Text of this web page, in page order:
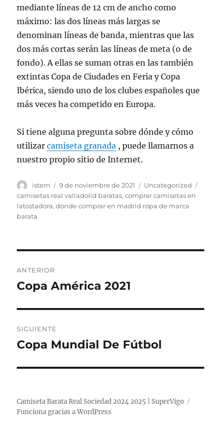
mediante líneas de 12 cm de ancho como
máximo: las dos líneas más largas se
denominan líneas de banda, mientras que las
dos más cortas serán las líneas de meta (o de
fondo). A ellas se suman otras en las también
extintas Copa de Ciudades en Feria y Copa
Ibérica, siendo uno de los clubes españoles que
más veces ha competido en Europa.
Si tiene alguna pregunta sobre dónde y cómo
utilizarcamiseta granada , puede llamarnos a
nuestro propio sitio de Internet.
Autor
istern
Publicado
el
9 de noviembre de 2021 Categorías
Uncategorized
camisetas real valladolid baratas,comprar camisetas en
latostadora,donde comprar en madrid ropa de marca
barata
de
ANTERIOR
Entrada
Copa América 2021
SIGUIENTE
Entrada
Copa Mundial De Fútbol
Camiseta Barata Real Sociedad 2024 2025 | SuperVigo
Funciona gracias a WordPress